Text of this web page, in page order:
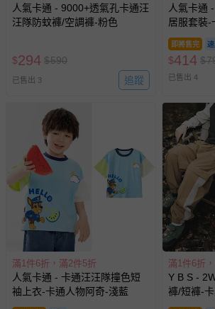
如需退換貨，請於收到商品7天（含例
退貨，您可至『查詢訂單』>『已出貨
並點選『我要退貨』即可進行申請。若
至媽咪愛
LINE@客服ID: @mamilove
針對滿件折/滿額贈…等活動，如因部份
留商品未達活動門檻，將以原價計算，
回。
部分商品依據消費者保護法的規定，不
豫期範圍：
易於腐敗、保存期限較短或解約時
商品、食品等）。
客製化商品（例如客製生日書、姓
報紙、期刊或雜誌（惟書籍如經拆
人氣卡通 - 9000+透氣孔卡通汪
汪隊防蚊褲/空調褲-粉色
$294 $590
已售出 3 追蹤
人氣卡通
居服套裝-
即將售完
$414 $
已售出 4
滿1件6折，滿2件5折
人氣卡通 - 卡通汪汪隊撞色短
袖上衣-卡通人物阿奇-淺藍
滿1件6折
Y B S -
褲/短褲-